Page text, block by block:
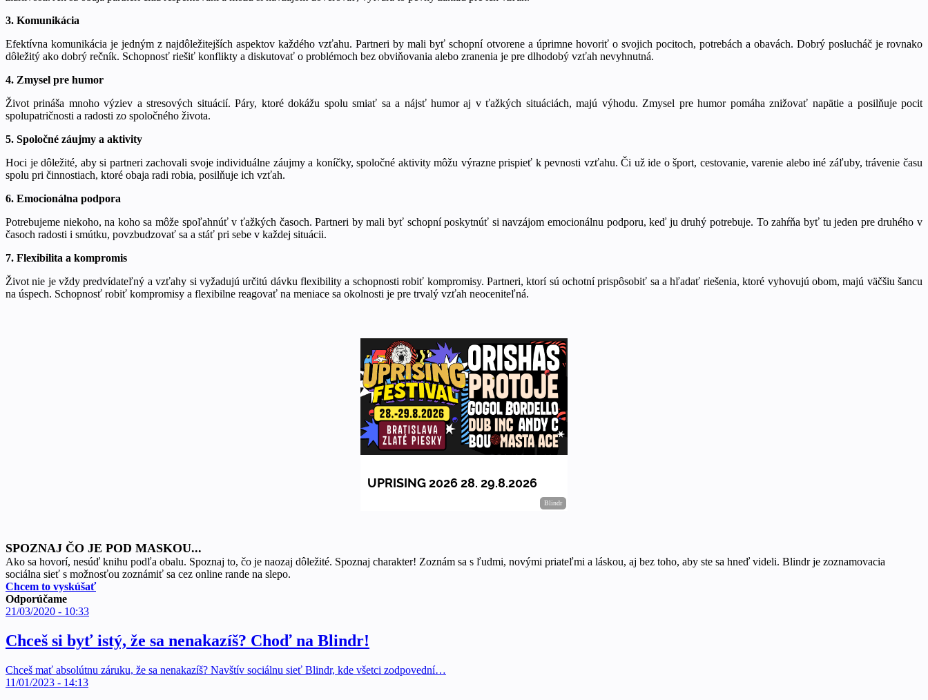
3. Komunikácia
Efektívna komunikácia je jedným z najdôležitejších aspektov každého vzťahu. Partneri by mali byť schopní otvorene a úprimne hovoriť o svojich pocitoch, potrebách a obavách. Dobrý poslucháč je rovnako
dôležitý ako dobrý rečník. Schopnosť riešiť konflikty a diskutovať o problémoch bez obviňovania alebo zranenia je pre dlhodobý vzťah nevyhnutná.
4. Zmysel pre humor
Život prináša mnoho výziev a stresových situácií. Páry, ktoré dokážu spolu smiať sa a nájsť humor aj v ťažkých situáciách, majú výhodu. Zmysel pre humor pomáha znižovať napätie a posilňuje pocit
spolupatričnosti a radosti zo spoločného života.
5. Spoločné záujmy a aktivity
Hoci je dôležité, aby si partneri zachovali svoje individuálne záujmy a koníčky, spoločné aktivity môžu výrazne prispieť k pevnosti vzťahu. Či už ide o šport, cestovanie, varenie alebo iné záľuby, trávenie času
spolu pri činnostiach, ktoré obaja radi robia, posilňuje ich vzťah.
6. Emocionálna podpora
Potrebujeme niekoho, na koho sa môže spoľahnúť v ťažkých časoch. Partneri by mali byť schopní poskytnúť si navzájom emocionálnu podporu, keď ju druhý potrebuje. To zahŕňa byť tu jeden pre druhého v
časoch radosti i smútku, povzbudzovať sa a stáť pri sebe v každej situácii.
7. Flexibilita a kompromis
Život nie je vždy predvídateľný a vzťahy si vyžadujú určitú dávku flexibility a schopnosti robiť kompromisy. Partneri, ktorí sú ochotní prispôsobiť sa a hľadať riešenia, ktoré vyhovujú obom, majú väčšiu šancu
na úspech. Schopnosť robiť kompromisy a flexibilne reagovať na meniace sa okolnosti je pre trvalý vzťah neoceniteľná.
SPOZNAJ ČO JE POD MASKOU...
Ako sa hovorí, nesúď knihu podľa obalu. Spoznaj to, čo je naozaj dôležité. Spoznaj charakter! Zoznám sa s ľudmi, novými priateľmi a láskou, aj bez toho, aby ste sa hneď videli. Blindr je zoznamovacia
sociálna sieť s možnosťou zoznámiť sa cez online rande na slepo.
Chcem to vyskúšať
Odporúčame
21/03/2020 - 10:33
Chceš si byť istý, že sa nenakazíš? Choď na Blindr!
Chceš mať absolútnu záruku, že sa nenakazíš? Navštív sociálnu sieť Blindr, kde všetci zodpovední…
11/01/2023 - 14:13